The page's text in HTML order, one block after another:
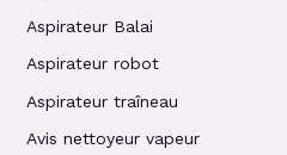
Aspirateur Balai
Aspirateur robot
Aspirateur traîneau
Avis nettoyeur vapeur